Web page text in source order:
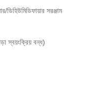
ডিহিউমিডিফায়ার সরঞ্জাম
স্বয়ংক্রিয় বন্ধ)